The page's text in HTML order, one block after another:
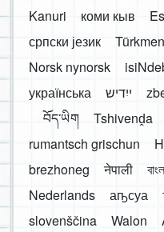
Kanuri
коми кыв
српски језик
Norsk nynorsk
українська
ייִדיש
བོད་ཡིག
Tshivenḓa
rumantsch grischun
brezhoneg
नेपाली
Nederlands
аҧсуа
slovenščina
Walon